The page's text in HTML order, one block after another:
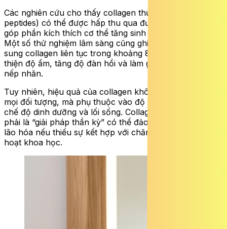
Các nghiên cứu cho thấy collagen thủy phân (collagen
peptides) có thể được hấp thu qua đường tiêu hóa và
góp phần kích thích cơ thể tăng sinh collagen nội sinh.
Một số thử nghiệm lâm sàng cũng ghi nhận rằng việc bổ
sung collagen liên tục trong khoảng 8-12 tuần có thể cải
thiện độ ẩm, tăng độ đàn hồi và làm giảm độ sâu của
nếp nhăn.
Tuy nhiên, hiệu quả của collagen không giống nhau ở
mọi đối tượng, mà phụ thuộc vào độ tuổi, tình trạng da,
chế độ dinh dưỡng và lối sống. Collagen vì thế không
phải là “giải pháp thần kỳ” có thể đảo ngược hoàn toàn
lão hóa nếu thiếu sự kết hợp với chăm sóc da và sinh
hoạt khoa học.